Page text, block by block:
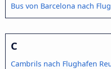
Bus von Barcelona nach
C
Cambrils nach Flughafen